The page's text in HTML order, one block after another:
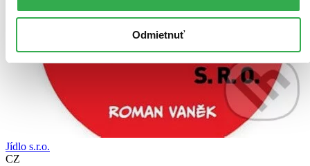
Odmietnuť
Jídlo s.r.o.
CZ